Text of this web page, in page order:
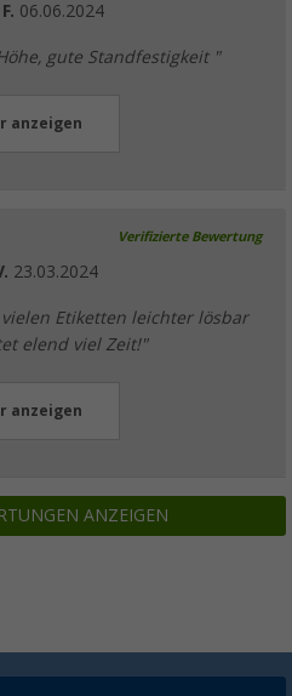
06.06.2024
gute Standfestigkeit "
anzeigen
Verifizierte Bewertung
23.03.2024
Etiketten leichter lösbar
elend viel Zeit!"
anzeigen
ANZEIGEN